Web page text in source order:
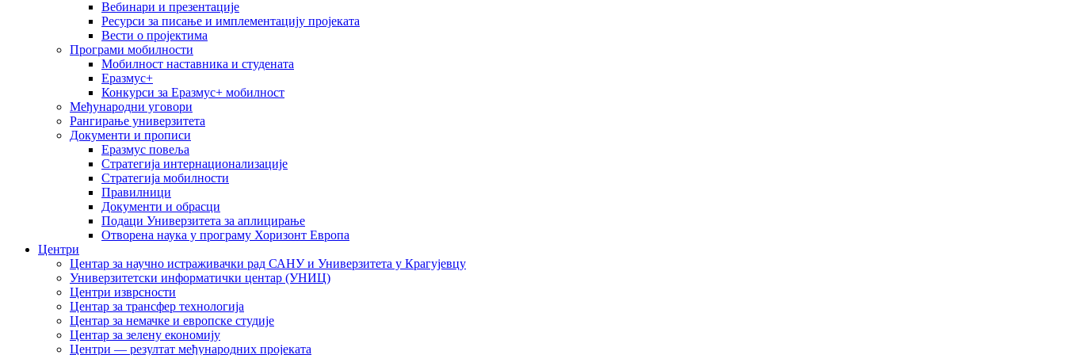
Вебинари и презентације
Ресурси за писање и имплементацију пројеката
Вести о пројектима
Програми мобилности
Мобилност наставника и студената
Еразмус+
Конкурси за Еразмус+ мобилност
Међународни уговори
Рангирање универзитета
Документи и прописи
Еразмус повеља
Стратегија интернационализације
Стратегија мобилности
Правилници
Документи и обрасци
Подаци Универзитета за аплицирање
Отворена наука у програму Хоризонт Европа
Центри
Центар за научно истраживачки рад САНУ и Универзитета у Крагујевцу
Универзитетски информатички центар (УНИЦ)
Центри изврсности
Центар за трансфер технологија
Центар за немачке и европске студије
Центар за зелену економију
Центри — резултат међународних пројеката